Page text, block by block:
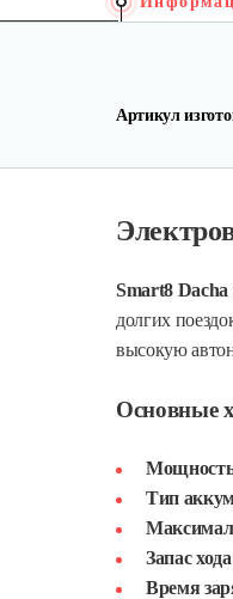
Артикул
Smart8
долгих
высокую
Основные
Мощность
Тип
Запас
Время